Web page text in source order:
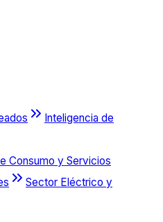
Inteligencia de
Consumo y Servicios
Sector Eléctrico y